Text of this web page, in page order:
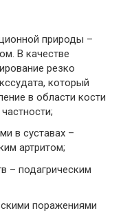
природы –
В качестве
резко
который
в области кости
в суставах –
артритом;
– подагрическим
поражениями